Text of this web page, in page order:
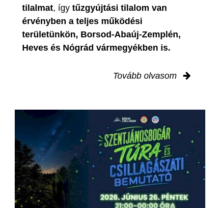
tilalmat, így tűzgyújtási tilalom van
érvényben a teljes működési
területünkön, Borsod-Abaúj-Zemplén,
Heves és Nógrád vármegyékben is.
Tovább olvasom